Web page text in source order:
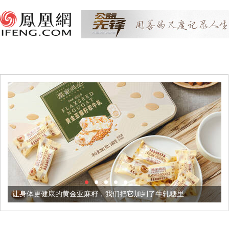
金亚麻籽，我们把它加到了牛轧糖里 被列入佛家七宝的